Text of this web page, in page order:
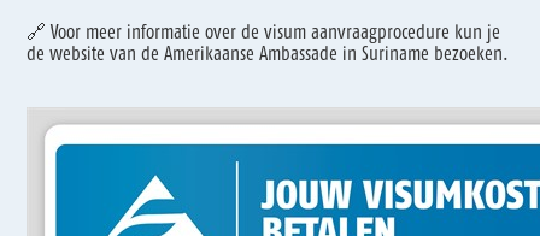
🔗 Voor meer informatie over de visum aanvraagprocedure kun je
de website van de Amerikaanse Ambassade in Suriname bezoeken.